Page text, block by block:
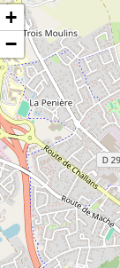
+
−